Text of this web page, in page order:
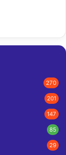
270
201
147
85
29